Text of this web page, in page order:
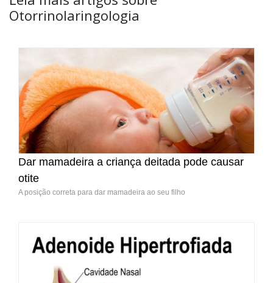
Otorrinolaringologia
Dar mamadeira a criança deitada pode causar
otite
A posição correta para dar mamadeira ao seu filho